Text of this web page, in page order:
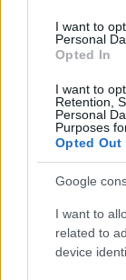
I want to
Personal
Opted In
I want to
Retention,
Personal
Purposes
Opted Out
Google
I want to
related to
device